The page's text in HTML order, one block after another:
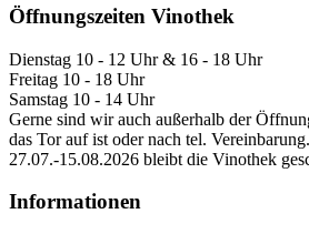
Öffnungszeiten Vinothek
Dienstag 10 - 12 Uhr & 16 - 18 Uhr
Freitag 10 - 18 Uhr
Samstag 10 - 14 Uhr
Gerne sind wir auch außerhalb der
das Tor auf ist oder nach tel.
27.07.-15.08.2026 bleibt die Vinothek
Informationen